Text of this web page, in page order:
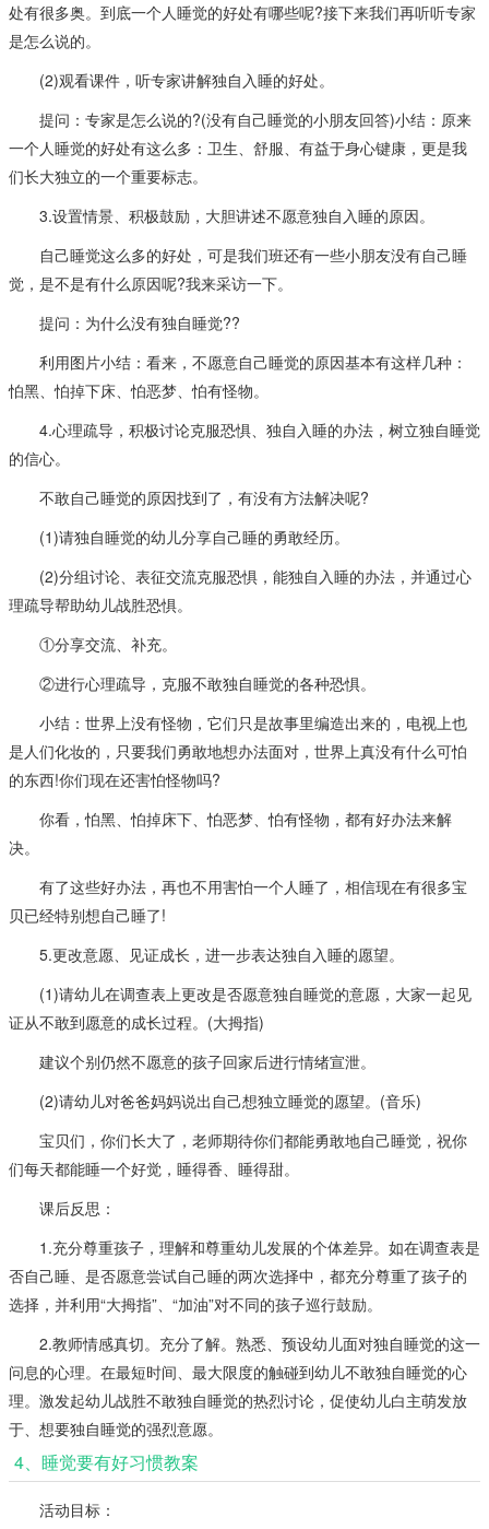
处有很多奥。到底一个人睡觉的好处有哪些呢?接下来我们再听听专家
是怎么说的。
(2)观看课件，听专家讲解独自入睡的好处。
提问：专家是怎么说的?(没有自己睡觉的小朋友回答)小结：原来
一个人睡觉的好处有这么多：卫生、舒服、有益于身心键康，更是我
们长大独立的一个重要标志。
3.设置情景、积极鼓励，大胆讲述不愿意独自入睡的原因。
自己睡觉这么多的好处，可是我们班还有一些小朋友没有自己睡
觉，是不是有什么原因呢?我来采访一下。
提问：为什么没有独自睡觉??
利用图片小结：看来，不愿意自己睡觉的原因基本有这样几种：
怕黑、怕掉下床、怕恶梦、怕有怪物。
4.心理疏导，积极讨论克服恐惧、独自入睡的办法，树立独自睡觉
的信心。
不敢自己睡觉的原因找到了，有没有方法解决呢?
(1)请独自睡觉的幼儿分享自己睡的勇敢经历。
(2)分组讨论、表征交流克服恐惧，能独自入睡的办法，并通过心
理疏导帮助幼儿战胜恐惧。
①分享交流、补充。
②进行心理疏导，克服不敢独自睡觉的各种恐惧。
小结：世界上没有怪物，它们只是故事里编造出来的，电视上也
是人们化妆的，只要我们勇敢地想办法面对，世界上真没有什么可怕
的东西!你们现在还害怕怪物吗?
你看，怕黑、怕掉床下、怕恶梦、怕有怪物，都有好办法来解
决。
有了这些好办法，再也不用害怕一个人睡了，相信现在有很多宝
贝已经特别想自己睡了!
5.更改意愿、见证成长，进一步表达独自入睡的愿望。
(1)请幼儿在调查表上更改是否愿意独自睡觉的意愿，大家一起见
证从不敢到愿意的成长过程。(大拇指)
建议个别仍然不愿意的孩子回家后进行情绪宣泄。
(2)请幼儿对爸爸妈妈说出自己想独立睡觉的愿望。(音乐)
宝贝们，你们长大了，老师期待你们都能勇敢地自己睡觉，祝你
们每天都能睡一个好觉，睡得香、睡得甜。
课后反思：
1.充分尊重孩子，理解和尊重幼儿发展的个体差异。如在调查表是
否自己睡、是否愿意尝试自己睡的两次选择中，都充分尊重了孩子的
选择，并利用“大拇指”、“加油”对不同的孩子巡行鼓励。
2.教师情感真切。充分了解。熟悉、预设幼儿面对独自睡觉的这一
问息的心理。在最短时间、最大限度的触碰到幼儿不敢独自睡觉的心
理。激发起幼儿战胜不敢独自睡觉的热烈讨论，促使幼儿白主萌发放
于、想要独自睡觉的强烈意愿。
4、睡觉要有好习惯教案
活动目标：